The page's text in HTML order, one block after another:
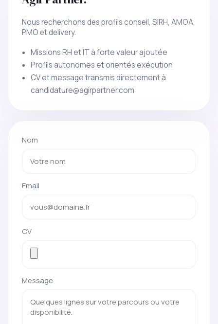
Nous recherchons des profils conseil, SIRH, AMOA,
PMO et delivery.
Missions RH et IT à forte valeur ajoutée
Profils autonomes et orientés exécution
CV et message transmis directement à
candidature@agirpartner.com
Nom
Email
CV
Message